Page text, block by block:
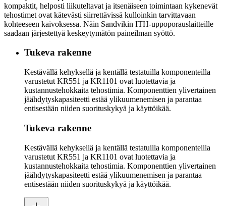
kompaktit, helposti liikuteltavat ja itsenäiseen toimintaan kykenevät
tehostimet ovat kätevästi siirrettävissä kulloinkin tarvittavaan
kohteeseen kaivoksessa. Näin Sandvikin ITH-uppoporauslaitteille
saadaan järjestettyä keskeytymätön paineilman syöttö.
Tukeva rakenne
Kestävällä kehyksellä ja kentällä testatuilla komponenteilla
varustetut KR551 ja KR1101 ovat luotettavia ja
kustannustehokkaita tehostimia. Komponenttien ylivertainen
jäähdytyskapasiteetti estää ylikuumenemisen ja parantaa
entisestään niiden suorituskykyä ja käyttöikää.
Tukeva rakenne
Kestävällä kehyksellä ja kentällä testatuilla komponenteilla
varustetut KR551 ja KR1101 ovat luotettavia ja
kustannustehokkaita tehostimia. Komponenttien ylivertainen
jäähdytyskapasiteetti estää ylikuumenemisen ja parantaa
entisestään niiden suorituskykyä ja käyttöikää.